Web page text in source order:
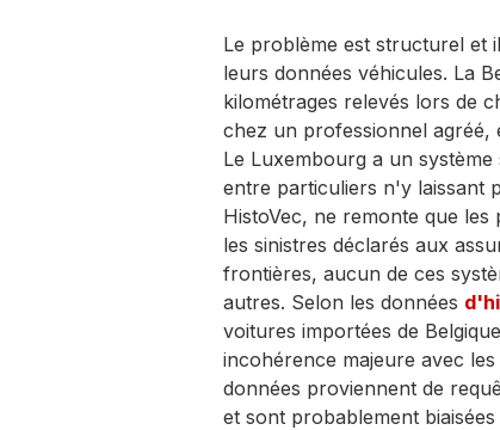
Le problème est structurel et
leurs données véhicules. La
kilométrages relevés lors de
chez un professionnel agréé,
Le Luxembourg a un
entre particuliers n'y laissant
HistoVec, ne remonte que
les sinistres déclarés aux
frontières, aucun de ces
autres. Selon les données
voitures importées de Belgique
incohérence majeure avec
données proviennent de
et sont probablement